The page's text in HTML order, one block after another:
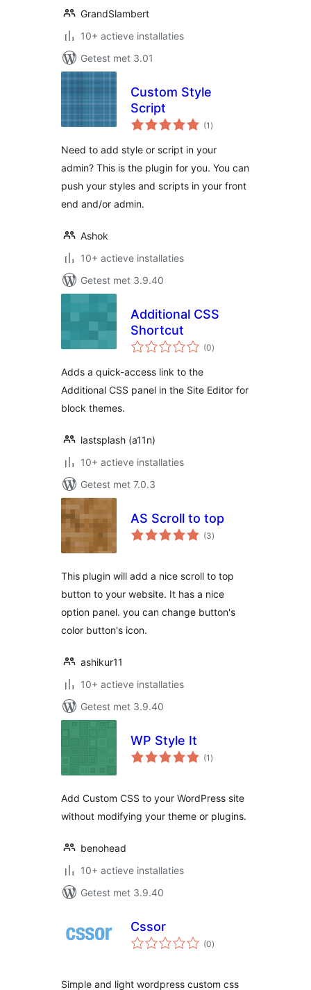
GrandSlambert
10+ actieve installaties
Getest met 3.01
Custom Style
Script
(1 totaal
waarderingen
)
Need to add style or script in your
admin? This is the plugin for you. You can
push your styles and scripts in your front
end and/or admin.
Ashok
10+ actieve installaties
Getest met 3.9.40
Additional CSS
Shortcut
(0totaal
waarderingen
)
Adds a quick-access link to the
Additional CSS panel in the Site Editor for
block themes.
lastsplash (a11n)
10+ actieve installaties
Getest met 7.0.3
AS Scroll to top
(3totaal
waarderingen
)
This plugin will add a nice scroll to top
button to your website. It has a nice
option panel. you can change button's
color button's icon.
ashikur11
10+ actieve installaties
Getest met 3.9.40
WP Style It
(1 totaal
waarderingen
)
Add Custom CSS to your WordPress site
without modifying your theme or plugins.
benohead
10+ actieve installaties
Getest met 3.9.40
Cssor
(0totaal
waarderingen
)
Simple and light wordpress custom css